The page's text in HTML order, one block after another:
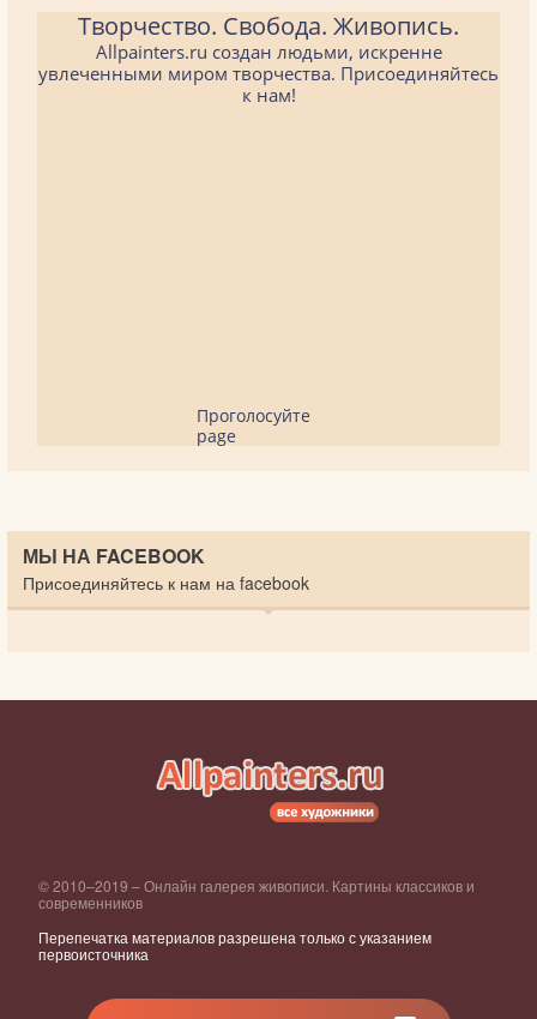
Творчество. Свобода. Живопись.
Allpainters.ru создан людьми, искренне
увлеченными миром творчества. Присоединяйтесь
к нам!
Проголосуйте
page
МЫ НА FACEBOOK
Присоединяйтесь к нам на facebook
© 2010–2019 – Онлайн галерея живописи. Картины классиков и
современников
Перепечатка материалов разрешена только с указанием
первоисточника